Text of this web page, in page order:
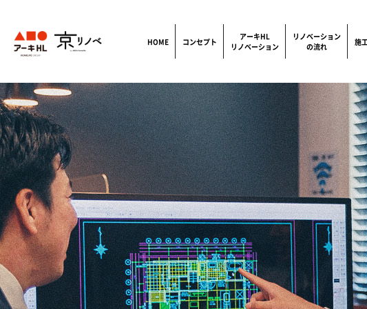
HOME コンセプト
アーキHL
リノベーション
リノベーション
の流れ
施